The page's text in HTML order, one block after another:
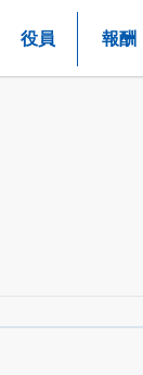
役員 報酬